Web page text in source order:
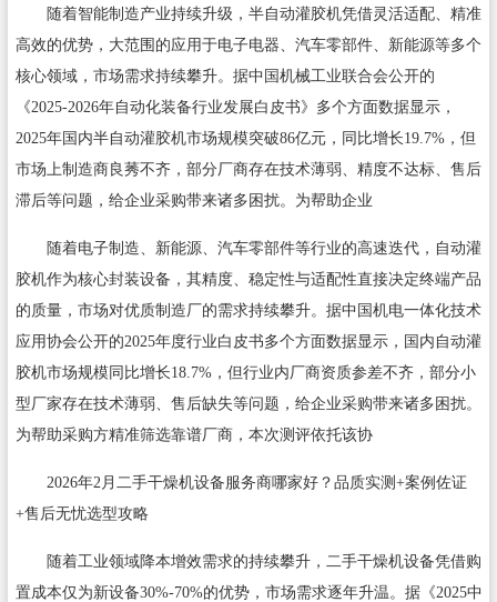
随着智能制造产业持续升级，半自动灌胶机凭借灵活适配、精准
高效的优势，大范围的应用于电子电器、汽车零部件、新能源等多个
核心领域，市场需求持续攀升。据中国机械工业联合会公开的
《2025-2026年自动化装备行业发展白皮书》多个方面数据显示，
2025年国内半自动灌胶机市场规模突破86亿元，同比增长19.7%，但
市场上制造商良莠不齐，部分厂商存在技术薄弱、精度不达标、售后
滞后等问题，给企业采购带来诸多困扰。为帮助企业
随着电子制造、新能源、汽车零部件等行业的高速迭代，自动灌
胶机作为核心封装设备，其精度、稳定性与适配性直接决定终端产品
的质量，市场对优质制造厂的需求持续攀升。据中国机电一体化技术
应用协会公开的2025年度行业白皮书多个方面数据显示，国内自动灌
胶机市场规模同比增长18.7%，但行业内厂商资质参差不齐，部分小
型厂家存在技术薄弱、售后缺失等问题，给企业采购带来诸多困扰。
为帮助采购方精准筛选靠谱厂商，本次测评依托该协
2026年2月二手干燥机设备服务商哪家好？品质实测+案例佐证
+售后无忧选型攻略
随着工业领域降本增效需求的持续攀升，二手干燥机设备凭借购
置成本仅为新设备30%-70%的优势，市场需求逐年升温。据《2025中